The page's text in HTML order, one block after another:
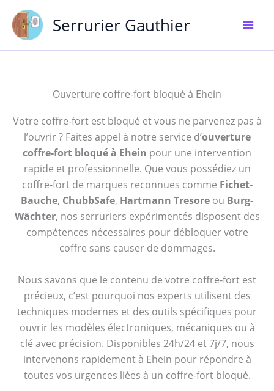
contenu
Serrurier Gauthier
Ouverture coffre-fort bloqué à Ehein
Votre coffre-fort est bloqué et vous ne parvenez pas à
l’ouvrir ? Faites appel à notre service d’ouverture
coffre-fort bloqué à Ehein pour une intervention
rapide et professionnelle. Que vous possédiez un
coffre-fort de marques reconnues comme Fichet-
Bauche, ChubbSafe, Hartmann Tresore ou Burg-
Wächter, nos serruriers expérimentés disposent des
compétences nécessaires pour débloquer votre
coffre sans causer de dommages.
Nous savons que le contenu de votre coffre-fort est
précieux, c’est pourquoi nos experts utilisent des
techniques modernes et des outils spécifiques pour
ouvrir les modèles électroniques, mécaniques ou à
clé avec précision. Disponibles 24h/24 et 7j/7, nous
intervenons rapidement à Ehein pour répondre à
toutes vos urgences liées à un coffre-fort bloqué.